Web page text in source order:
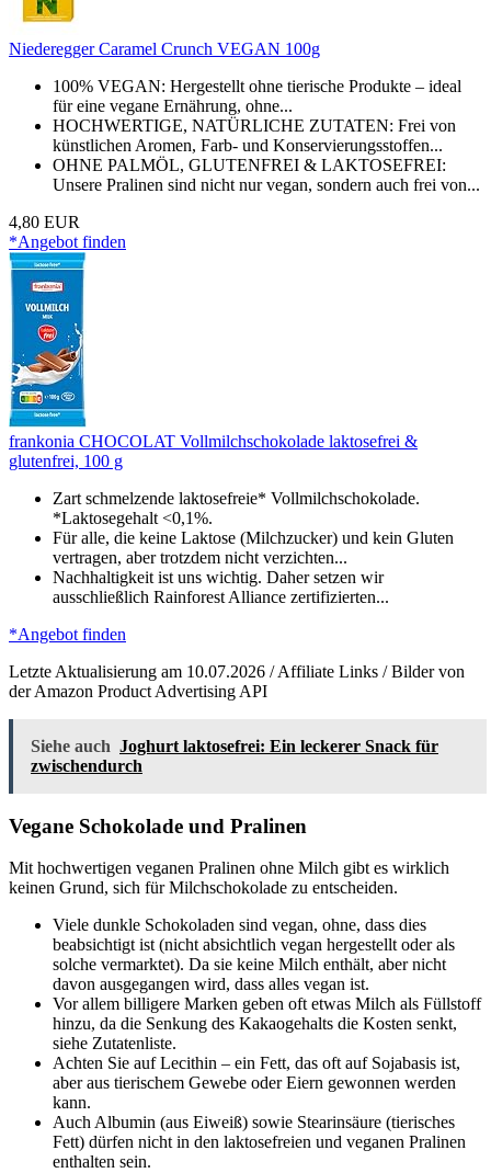
Niederegger Caramel Crunch VEGAN 100g
100% VEGAN: Hergestellt ohne tierische Produkte – ideal
für eine vegane Ernährung, ohne...
HOCHWERTIGE, NATÜRLICHE ZUTATEN: Frei von
künstlichen Aromen, Farb- und Konservierungsstoffen...
OHNE PALMÖL, GLUTENFREI & LAKTOSEFREI:
Unsere Pralinen sind nicht nur vegan, sondern auch frei von...
4,80 EUR
*Angebot finden
frankonia CHOCOLAT Vollmilchschokolade laktosefrei &
glutenfrei, 100 g
Zart schmelzende laktosefreie* Vollmilchschokolade.
*Laktosegehalt <0,1%.
Für alle, die keine Laktose (Milchzucker) und kein Gluten
vertragen, aber trotzdem nicht verzichten...
Nachhaltigkeit ist uns wichtig. Daher setzen wir
ausschließlich Rainforest Alliance zertifizierten...
*Angebot finden
Letzte Aktualisierung am 10.07.2026 / Affiliate Links / Bilder von
der Amazon Product Advertising API
Siehe auch Joghurt laktosefrei: Ein leckerer Snack für
zwischendurch
Vegane Schokolade und Pralinen
Mit hochwertigen veganen Pralinen ohne Milch gibt es wirklich
keinen Grund, sich für Milchschokolade zu entscheiden.
Viele dunkle Schokoladen sind vegan, ohne, dass dies
beabsichtigt ist (nicht absichtlich vegan hergestellt oder als
solche vermarktet). Da sie keine Milch enthält, aber nicht
davon ausgegangen wird, dass alles vegan ist.
Vor allem billigere Marken geben oft etwas Milch als Füllstoff
hinzu, da die Senkung des Kakaogehalts die Kosten senkt,
siehe Zutatenliste.
Achten Sie auf Lecithin – ein Fett, das oft auf Sojabasis ist,
aber aus tierischem Gewebe oder Eiern gewonnen werden
kann.
Auch Albumin (aus Eiweiß) sowie Stearinsäure (tierisches
Fett) dürfen nicht in den laktosefreien und veganen Pralinen
enthalten sein.